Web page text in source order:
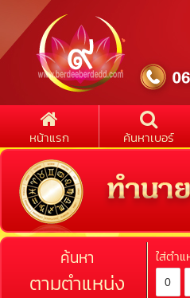
หน้าแรก ค้นหาเบอร์
ค้นหา
ตามตำแหน่ง
ใส่ตำ